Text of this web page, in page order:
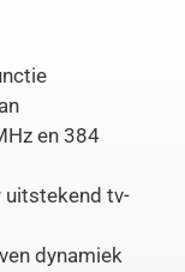
en 384
uitstekend tv-
dynamiek